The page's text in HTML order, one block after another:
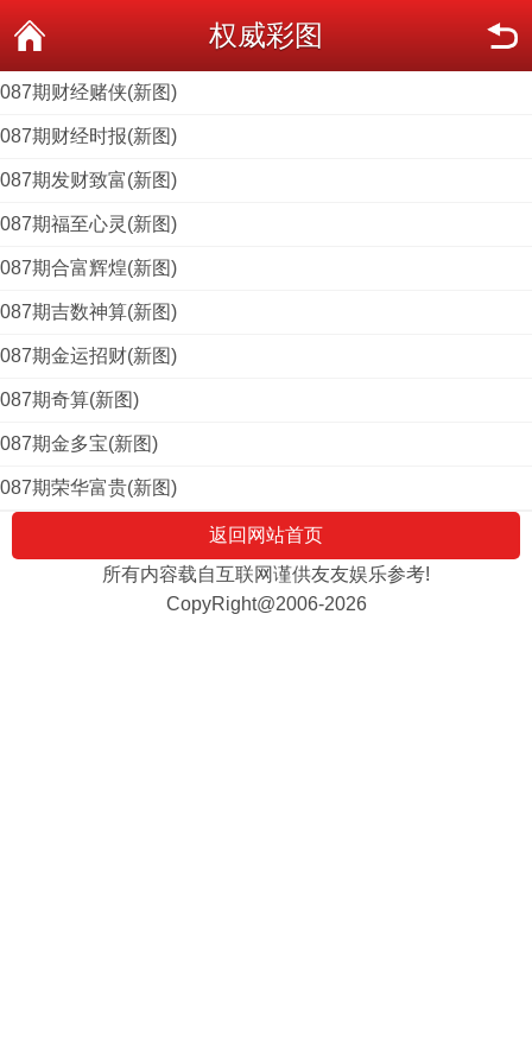
权威彩图
087期财经赌侠(新图)
087期财经时报(新图)
087期发财致富(新图)
087期福至心灵(新图)
087期合富辉煌(新图)
087期吉数神算(新图)
087期金运招财(新图)
087期奇算(新图)
087期金多宝(新图)
087期荣华富贵(新图)
返回网站首页
所有内容载自互联网谨供友友娱乐参考!
CopyRight@2006-2026